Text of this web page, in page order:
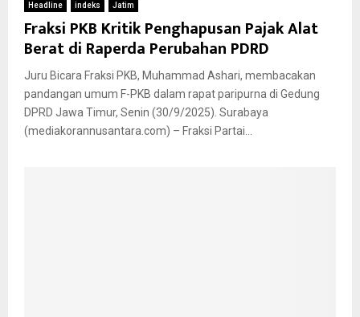
Headline indeks Jatim
Fraksi PKB Kritik Penghapusan Pajak Alat
Berat di Raperda Perubahan PDRD
Juru Bicara Fraksi PKB, Muhammad Ashari, membacakan
pandangan umum F-PKB dalam rapat paripurna di Gedung
DPRD Jawa Timur, Senin (30/9/2025). Surabaya
(mediakorannusantara.com) – Fraksi Partai...